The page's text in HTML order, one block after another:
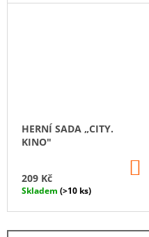
HERNÍ SADA „CITY.
KINO"
209 Kč
Skladem (>10 ks)